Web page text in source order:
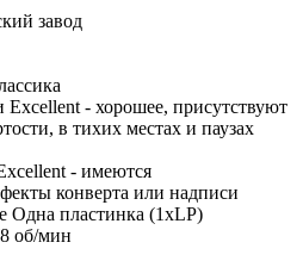
завод
Excellent - хорошее, присутствуют
в тихих местах и паузах
- имеются
конверта или надписи
Одна пластинка (1xLP)
об/мин